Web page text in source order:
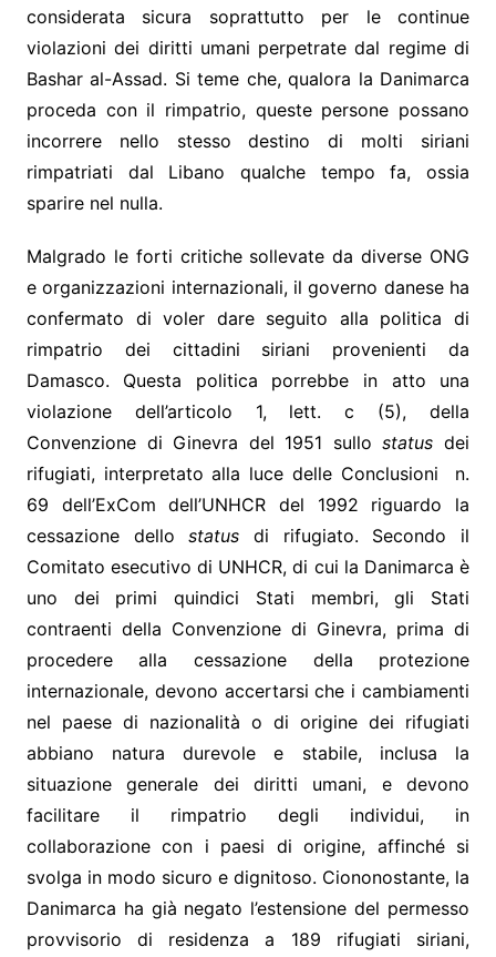
considerata sicura soprattutto per le continue
violazioni dei diritti umani perpetrate dal regime di
Bashar al-Assad. Si teme che, qualora la Danimarca
proceda con il rimpatrio, queste persone possano
incorrere nello stesso destino di molti siriani
rimpatriati dal Libano qualche tempo fa, ossia
sparire nel nulla.
Malgrado le forti critiche sollevate da diverse ONG
e organizzazioni internazionali, il governo danese ha
confermato di voler dare seguito alla politica di
rimpatrio dei cittadini siriani provenienti da
Damasco. Questa politica porrebbe in atto una
violazione dell’articolo 1, lett. c (5), della
Convenzione di Ginevra del 1951 sullostatus dei
rifugiati, interpretato alla luce delle Conclusioni n.
69 dell’ExCom dell’UNHCR del 1992 riguardo la
cessazione dellostatus di rifugiato. Secondo il
Comitato esecutivo di UNHCR, di cui la Danimarca è
uno dei primi quindici Stati membri, gli Stati
contraenti della Convenzione di Ginevra, prima di
procedere alla cessazione della protezione
internazionale, devono accertarsi che i cambiamenti
nel paese di nazionalità o di origine dei rifugiati
abbiano natura durevole e stabile, inclusa la
situazione generale dei diritti umani, e devono
facilitare il rimpatrio degli individui, in
collaborazione con i paesi di origine, affinché si
svolga in modo sicuro e dignitoso. Ciononostante, la
Danimarca ha già negato l’estensione del permesso
provvisorio di residenza a 189 rifugiati siriani,